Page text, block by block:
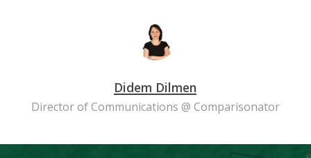
Didem Dilmen
Director of Communications @ Comparisonator